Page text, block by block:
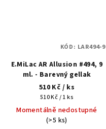
E.MiLac AR Allusion #494, 9
ml. - Barevný gellak
510 Kč / ks
Měrná
cena:
510 Kč / 1 ks
Momentálně nedostupné
(>5 ks)
KÓD: LAR494-9